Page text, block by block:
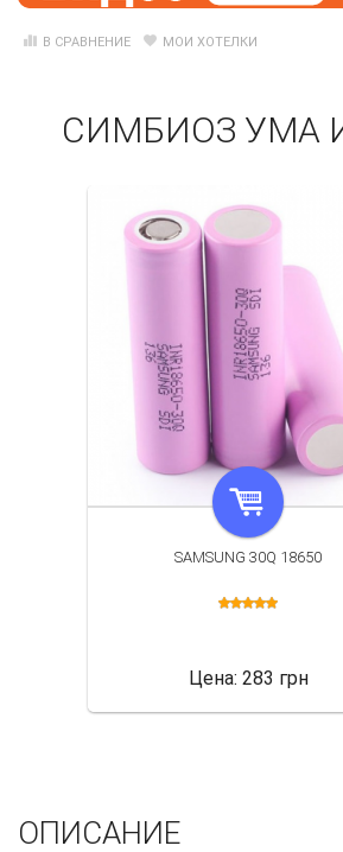
В СРАВНЕНИЕ МОИ ХОТЕЛКИ
СИМБИОЗ УМА
SAMSUNG 30Q 18650
Цена: 283 грн
ОПИСАНИЕ